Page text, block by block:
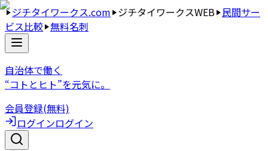
ジチタイワークス.com ジチタイワークスWEB 民間サー
ビス比較 無料名刺
自治体で働く
“コトとヒト”を元気に。
会員登録(無料)
ログインログイン